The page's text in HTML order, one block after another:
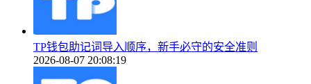
TP钱包助记词导入顺序，新手必守的安全准则
2026-08-07 20:08:19